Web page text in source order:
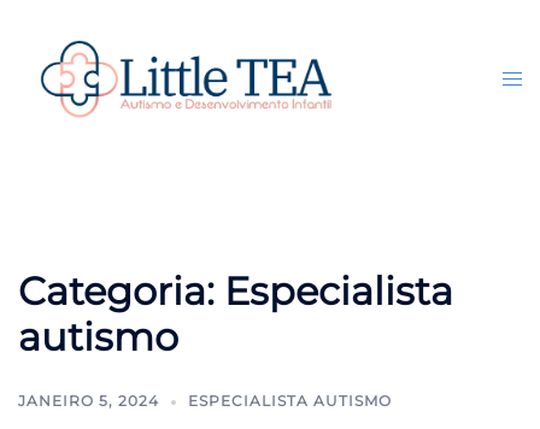
conteúdo
Search
Categoria: Especialista
autismo
JANEIRO 5, 2024 ESPECIALISTA AUTISMO